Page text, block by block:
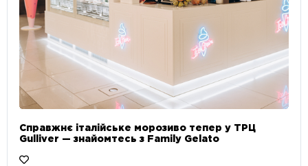
Справжнє італійське морозиво тепер у ТРЦ
Gulliver — знайомтесь з Family Gelato